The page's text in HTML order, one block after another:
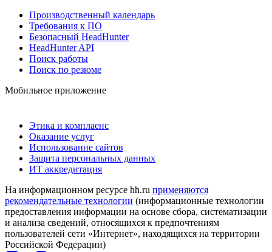
Производственный календарь
Требования к ПО
Безопасный HeadHunter
HeadHunter API
Поиск работы
Поиск по резюме
Мобильное приложение
Этика и комплаенс
Оказание услуг
Использование сайтов
Защита персональных данных
ИТ аккредитация
На информационном ресурсе hh.ru применяются
рекомендательные технологии (информационные технологии
предоставления информации на основе сбора, систематизации
и анализа сведений, относящихся к предпочтениям
пользователей сети «Интернет», находящихся на территории
Российской Федерации)